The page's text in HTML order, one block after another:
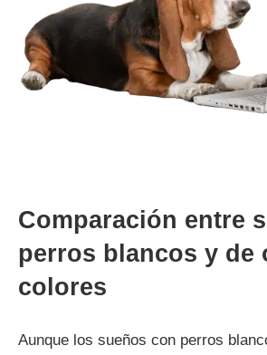
Comparación entre
perros blancos y de
colores
Aunque los sueños con perros